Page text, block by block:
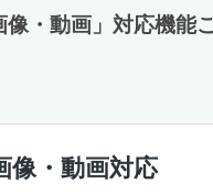
像・動画」対応機能